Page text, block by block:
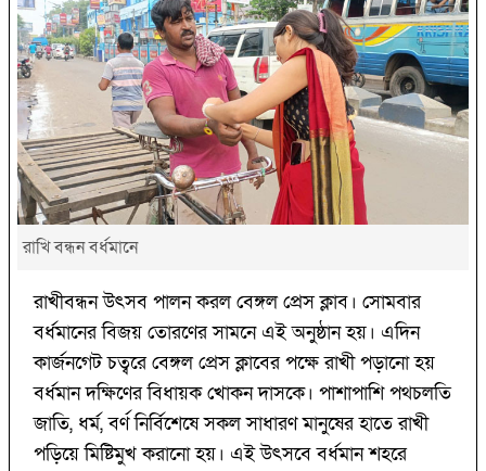
রাখি বন্ধন বর্ধমানে
রাখীবন্ধন উৎসব পালন করল বেঙ্গল প্রেস ক্লাব। সোমবার
বর্ধমানের বিজয় তোরণের সামনে এই অনুষ্ঠান হয়। এদিন
কার্জনগেট চত্বরে বেঙ্গল প্রেস ক্লাবের পক্ষে রাখী পড়ানো হয়
বর্ধমান দক্ষিণের বিধায়ক খোকন দাসকে। পাশাপাশি পথচলতি
জাতি, ধর্ম, বর্ণ নির্বিশেষে সকল সাধারণ মানুষের হাতে রাখী
পড়িয়ে মিষ্টিমুখ করানো হয়। এই উৎসবে বর্ধমান শহরে